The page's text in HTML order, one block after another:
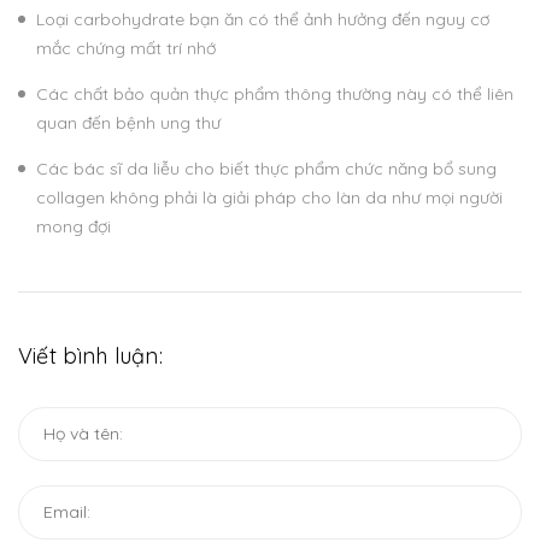
Loại carbohydrate bạn ăn có thể ảnh hưởng đến nguy cơ
mắc chứng mất trí nhớ
Các chất bảo quản thực phẩm thông thường này có thể liên
quan đến bệnh ung thư
Các bác sĩ da liễu cho biết thực phẩm chức năng bổ sung
collagen không phải là giải pháp cho làn da như mọi người
mong đợi
Viết bình luận: